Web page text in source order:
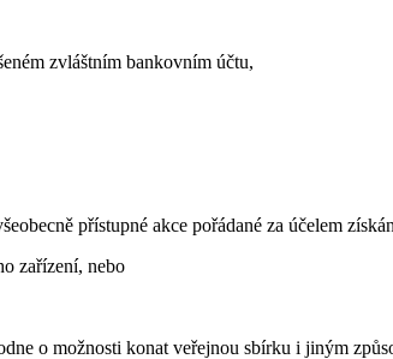
zvláštním bankovním účtu,
přístupné akce pořádané za účelem
zařízení, nebo
o možnosti konat veřejnou sbírku i jiným